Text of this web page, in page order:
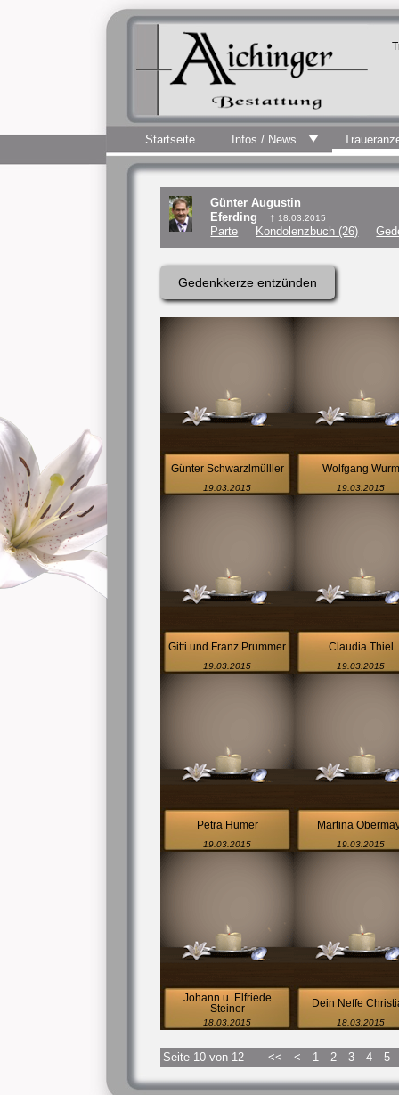
Startseite Infos / News
Günter Augustin
Eferding
† 18.03.2015
Parte Kondolenzbuch (26)
Gedenkkerze entzünden
Günter Schwarzlmülller
19.03.2015
Wolfgang Wurm
19.03.2015
Gitti und Franz Prummer
19.03.2015
Claudia Thiel
19.03.2015
Petra Humer
19.03.2015
Martina
19.03.2015
Johann u. Elfriede
Steiner
18.03.2015
Dein Neffe
18.03.2015
Seite 10 von 12 << < 1 2 3 4 5